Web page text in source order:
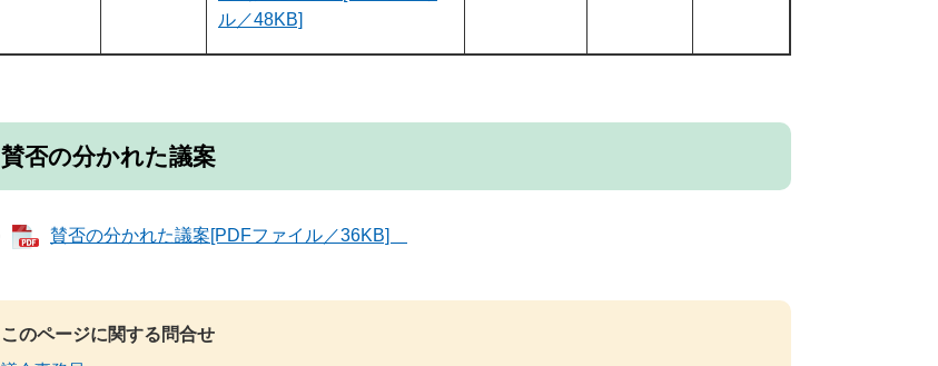
ル／48KB]
賛否の分かれた議案
賛否の分かれた議案[PDFファイル／36KB]
このページに関する問合せ